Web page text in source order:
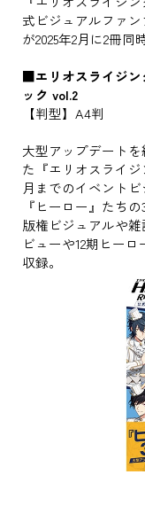
式ビジュアルファ
が2025年2月に2冊同
■エリオスライジン
ック vol.2
【判型】A4判
大型アップデート
た『エリオスライジ
月までのイベントビ
『ヒーロー』たち
版権ビジュアルや
ビューや12期ヒー
収録。